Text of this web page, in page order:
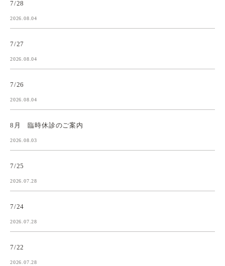
7/28
2026.08.04
7/27
2026.08.04
7/26
2026.08.04
8月 臨時休診のご案内
2026.08.03
7/25
2026.07.28
7/24
2026.07.28
7/22
2026.07.28